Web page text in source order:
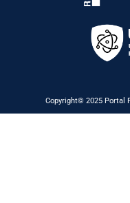
Copyright© 2025 Portal